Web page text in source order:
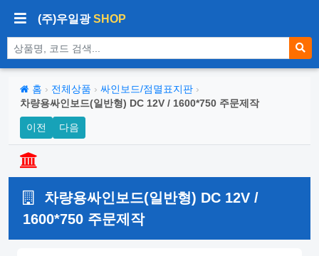
(주)우일광SHOP
상품 검색
홈 › 전체상품 › 싸인보드/점멸표지판 ›
차량용싸인보드(일반형) DC 12V / 1600*750 주문제작
이전 다음
차량용싸인보드(일반형) DC 12V /
1600*750 주문제작